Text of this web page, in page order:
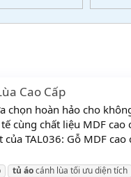
Cao Cấp
chọn hoàn hảo cho
cùng chất liệu MDF cao
TAL036: Gỗ MDF cao
tủ áocánh lùa tối ưu diện tích